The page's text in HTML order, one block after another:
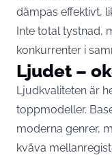
dämpas effektivt,
Inte total tystnad,
konkurrenter i
Ljudet –
Ljudkvaliteten är
toppmodeller.
moderna genrer,
kväva